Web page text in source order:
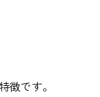
徴です。